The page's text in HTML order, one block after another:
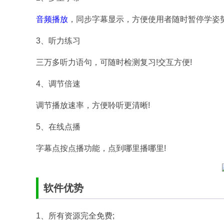
音频播放 ，同步字幕显示，方便使用者随时暂停学姿
3、听力练习
三万多听力语句，可随时检测复习!交互方便!
4、调节倍速
调节播放速率，方便聆听更清晰!
5、在线点播
字幕点按点播功能，点到哪里播哪里!
软件优势
1、所有资源完全免费;